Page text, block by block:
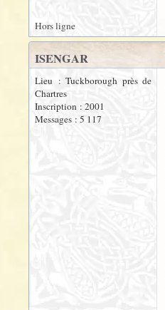
Hors ligne
ISENGAR
Lieu : Tuckborough près de
Chartres
Inscription : 2001
Messages : 5 117